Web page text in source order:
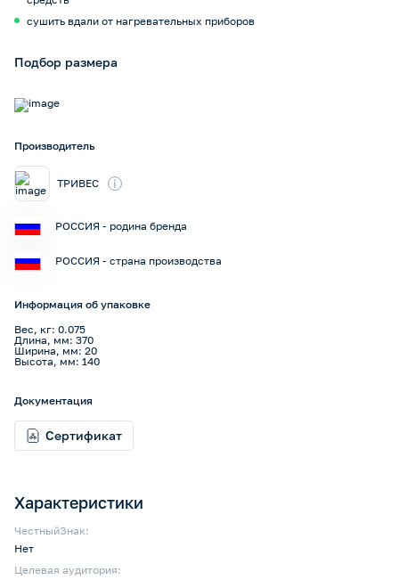
сушить вдали от нагревательных приборов
Подбор размера
Характеристики
ЧестныйЗнак:
Нет
Целевая аудитория:
Производитель
ТРИВЕС i
РОССИЯ - родина бренда
РОССИЯ - страна производства
Информация об упаковке
Вес, кг: 0.075
Длина, мм: 370
Ширина, мм: 20
Высота, мм: 140
Документация
Сертификат